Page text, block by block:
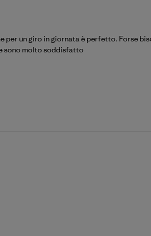
un giro in giornata è perfetto. Forse
sono molto soddisfatto